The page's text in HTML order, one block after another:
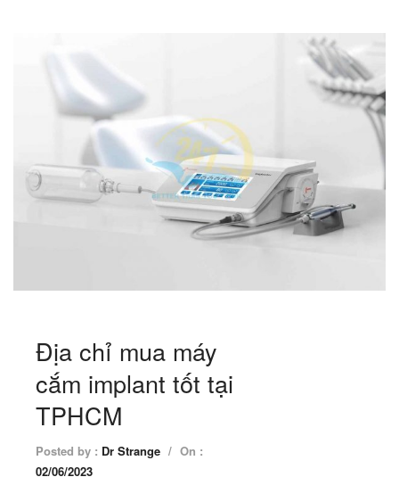
Địa chỉ mua máy
cắm implant tốt tại
TPHCM
Posted by : Dr Strange / On :
02/06/2023